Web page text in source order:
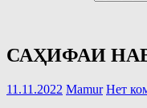
САҲИФАИ
11.11.2022 Mamur Нет